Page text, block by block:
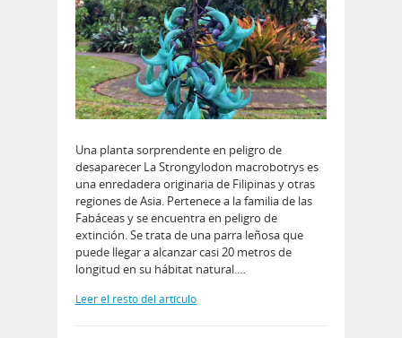
Una planta sorprendente en peligro de
desaparecer La Strongylodon macrobotrys es
una enredadera originaria de Filipinas y otras
regiones de Asia. Pertenece a la familia de las
Fabáceas y se encuentra en peligro de
extinción. Se trata de una parra leñosa que
puede llegar a alcanzar casi 20 metros de
longitud en su hábitat natural.…
Leer el resto del artículo